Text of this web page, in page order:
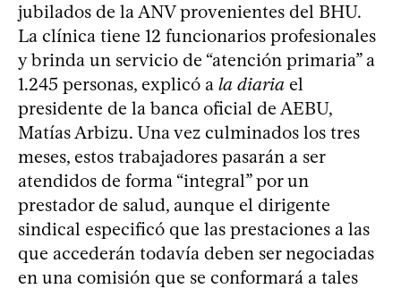
jubilados de la ANV provenientes del BHU.
La clínica tiene 12 funcionarios profesionales
y brinda un servicio de “atención primaria” a
1.245 personas, explicó a la diaria el
presidente de la banca oficial de AEBU,
Matías Arbizu. Una vez culminados los tres
meses, estos trabajadores pasarán a ser
atendidos de forma “integral” por un
prestador de salud, aunque el dirigente
sindical especificó que las prestaciones a las
que accederán todavía deben ser negociadas
en una comisión que se conformará a tales